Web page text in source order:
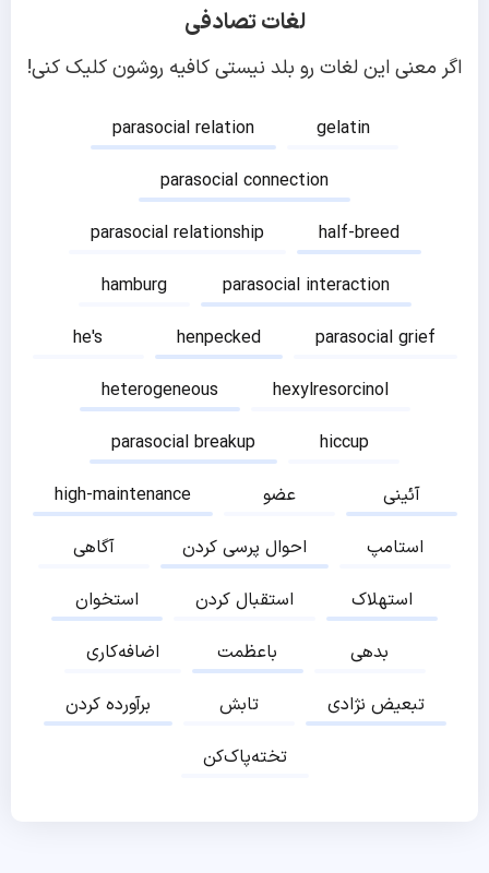
لغات تصادفی
اگر معنی این لغات رو بلد نیستی کافیه روشون کلیک کنی!
parasocial relation
gelatin
parasocial connection
parasocial relationship
half-breed
hamburg
parasocial interaction
he's
henpecked
parasocial grief
heterogeneous
hexylresorcinol
parasocial breakup
hiccup
high-maintenance
عضو
آئینی
آگاهی
احوال پرسی کردن
استامپ
استخوان
استقبال کردن
استهلاک
اضافه‌کاری
باعظمت
بدهی
برآورده کردن
تابش
تبعیض نژادی
تخته‌پاک‌کن